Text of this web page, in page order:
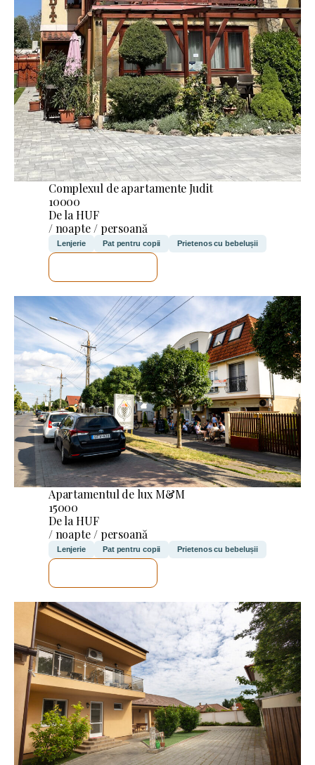
Complexul de apartamente Judit
10000
De la HUF
/ noapte / persoană
Lenjerie Pat pentru copii Prietenos cu bebelușii
Apartamentul de lux M&M
15000
De la HUF
/ noapte / persoană
Lenjerie Pat pentru copii Prietenos cu bebelușii